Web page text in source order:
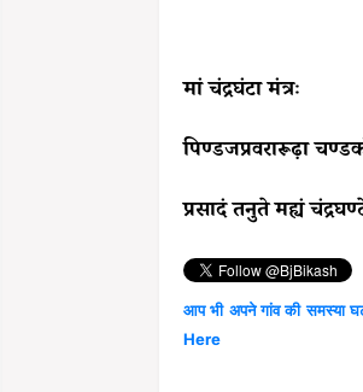
मां चंद्रघंटा मंत्रः
पिण्डजप्रवरारूढ़ा
प्रसादं तनुते मह्यं
आप भी अपने गांव की
Here